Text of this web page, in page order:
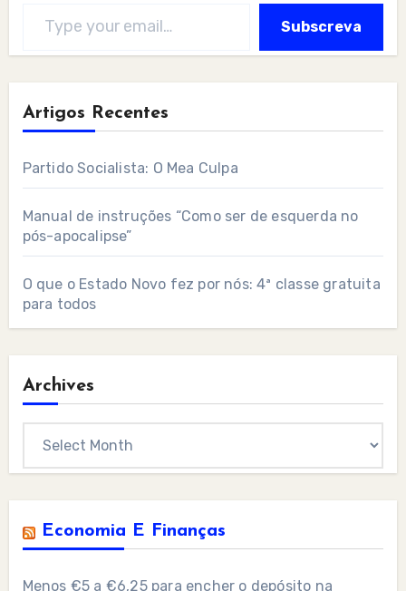
Subscreva
Artigos Recentes
Partido Socialista: O Mea Culpa
Manual de instruções “Como ser de esquerda no
pós-apocalipse”
O que o Estado Novo fez por nós: 4ª classe gratuita
para todos
Archives
Economia E Finanças
Menos €5 a €6,25 para encher o depósito na